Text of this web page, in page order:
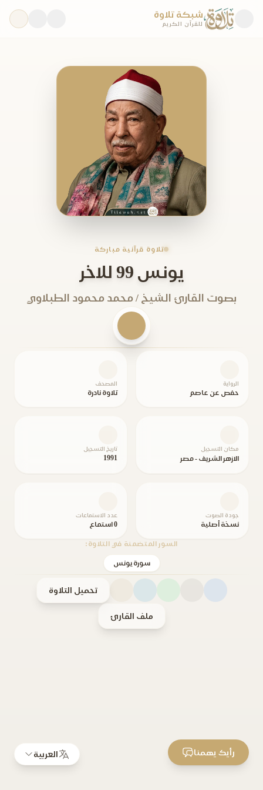
شبكة تلاوة
للقرآن الكريم
تلاوة قرآنية مباركة
يونس 99 للاخر
بصوت القارئ الشيخ / محمد محمود الطبلاوي
الرواية
حفص عن عاصم
المصحف
تلاوة نادرة
مكان التسجيل
الازهر الشريف - مصر
تاريخ التسجيل
1991
جودة الصوت
نسخة أصلية
عدد الاستماعات
0 استماع
السور المتضمنة في التلاوة:
سورة يونس
تحميل التلاوة
ملف القارئ
العربية رأيك يهمنا